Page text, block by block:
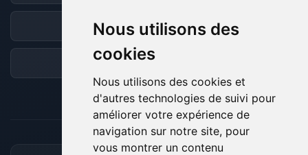
Nous utilisons des
cookies
Nous utilisons des cookies et
d'autres technologies de suivi pour
améliorer votre expérience de
navigation sur notre site, pour
vous montrer un contenu
Discord
Forum